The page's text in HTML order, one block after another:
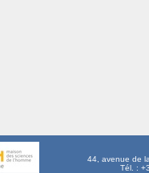
44, avenue de
Tél. :